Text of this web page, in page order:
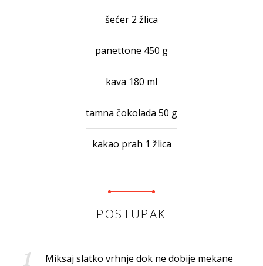
šećer 2 žlica
panettone 450 g
kava 180 ml
tamna čokolada 50 g
kakao prah 1 žlica
POSTUPAK
Miksaj slatko vrhnje dok ne dobije mekane